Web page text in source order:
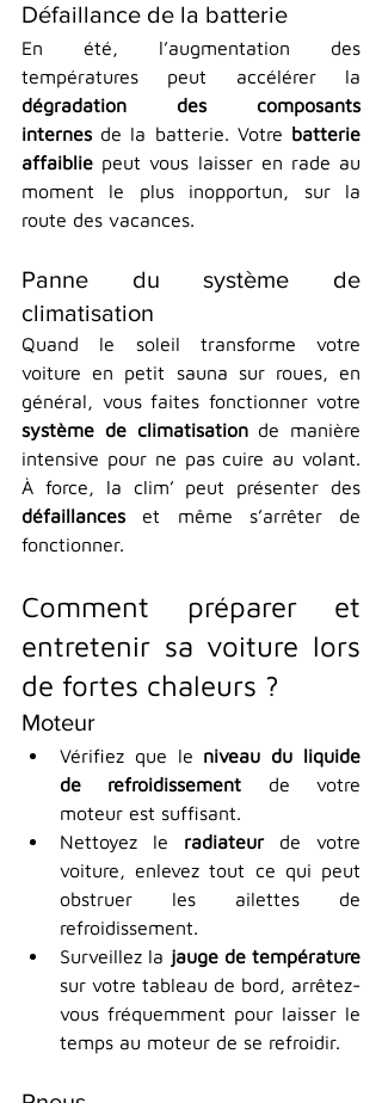
Défaillance de la batterie
En été, l’augmentation des
dégradation des composants
internes de la batterie. Votre batterie
affaiblie peut vous laisser en rade au
moment le plus inopportun, sur la
route des vacances.
Panne du système de
climatisation
Quand le soleil transforme votre
voiture en petit sauna sur roues, en
système de climatisation de manière
intensive pour ne pas cuire au volant.
défaillances et même s’arrêter de
fonctionner.
Comment préparer et
entretenir sa voiture lors
de fortes chaleurs ?
Moteur
Vérifiez que le niveau du liquide
de refroidissement de votre
moteur est suffisant.
Nettoyez le radiateur de votre
voiture, enlevez tout ce qui peut
obstruer les ailettes de
refroidissement.
Surveillez la jauge de température
sur votre tableau de bord, arrêtez-
vous fréquemment pour laisser le
temps au moteur de se refroidir.